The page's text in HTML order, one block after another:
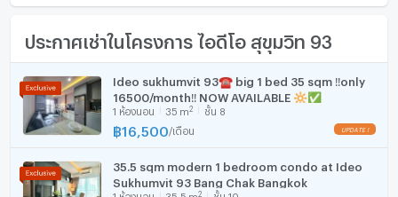
เชียงใหม่ และที่อื่นๆ อีกมากมาย ด้วยบริการจากทีมงานที่เป็น
อสังหาริมทรัพย์ชั้นนำของประเทศไทย และสามารถช่วยจัดหา
ที่พักสำหรับเช่า และขายให้กับคุณได้
ติดต่อเราเลยวันนี้ เพื่อจัดหาอสังหาริมทรัพย์ที่เหมาะสมที่สุด
ให้กับคุณในราคาสุดคุ้ม - โดยที่ไม่มีค่าใช้จ่ายใดๆ
ตู้เย็น
เครื่องดูดควัน
มีอินเตอร์เน็ตไร้สาย (Wi-Fi) ในห้องพัก
ประกาศเช่าในโครงการ ไอดีโอ สุขุมวิท 93
Ideo sukhumvit 93☎️ big 1 bed 35 sqm ‼️only
16500/month‼️ NOW AVAILABLE 🔆✅
1 ห้องนอน 35 m2 ชั้น 8
฿16,500 /เดือน
35.5 sqm modern 1 bedroom condo at Ideo
Sukhumvit 93 Bang Chak Bangkok
1 ห้องนอน 35.5 m2 ชั้น 10